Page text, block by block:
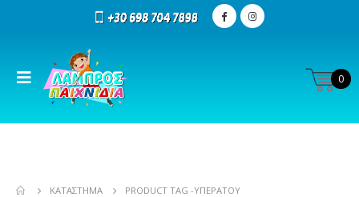
0
ΚΑΤΆΣΤΗΜΑ PRODUCT TAG -ΥΠΕΡΑΤΟΎ